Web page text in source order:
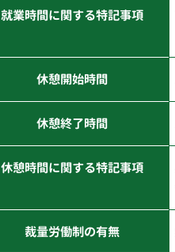
就業時間に関する特記事項
休憩開始時間
休憩終了時間
休憩時間に関する特記事項
裁量労働制の有無